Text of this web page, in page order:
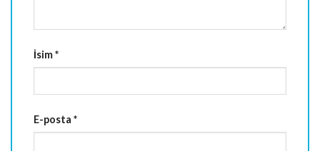
İsim*
E-posta *